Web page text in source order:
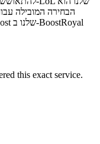
הבחירה המובילה
this exact service.